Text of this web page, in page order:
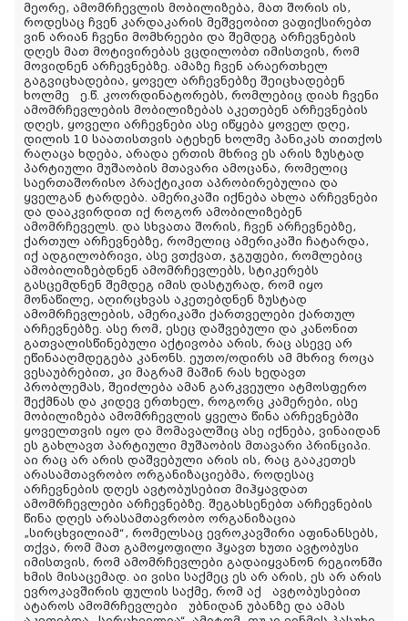
მეორე, ამომრჩევლის მობილიზება, მათ შორის ის,
როდესაც ჩვენ კარდაკარის მეშვეობით ვაფიქსირებთ
ვინ არიან ჩვენი მომხრეები და შემდეგ არჩევნების
დღეს მათ მოტივირებას ვცდილობთ იმისთვის, რომ
მოვიდნენ არჩევნებზე. ამაზე ჩვენ არაერთხელ
გაგვიცხადებია, ყოველ არჩევნებზე შეიცხადებენ
ხოლმე ე.წ. კოორდინატორებს, რომლებიც დიახ ჩვენი
ამომრჩევლების მობილიზებას აკეთებენ არჩევნების
დღეს, ყოველი არჩევნები ასე იწყება ყოველ დღე,
დილის 10 საათისთვის ატეხენ ხოლმე პანიკას თითქოს
რაღაცა ხდება, არადა ერთის მხრივ ეს არის ზუსტად
პარტიული მუშაობის მთავარი ამოცანა, რომელიც
საერთაშორისო პრაქტიკით აპრობირებულია და
ყველგან ტარდება. ამერიკაში იქნება ახლა არჩევნები
და დააკვირდით იქ როგორ ამობილიზებენ
ამომრჩეველს. და სხვათა შორის, ჩვენ არჩევნებზე,
ქართულ არჩევნებზე, რომელიც ამერიკაში ჩატარდა,
იქ ადგილობრივი, ასე ვთქვათ, ჯგუფები, რომლებიც
ამობილიზებდნენ ამომრჩევლებს, სტიკერებს
გასცემდნენ შემდეგ იმის დასტურად, რომ იყო
მონაწილე, აღირცხვას აკეთებდნენ ზუსტად
ამომრჩევლების, ამერიკაში ქართველები ქართულ
არჩევნებზე. ასე რომ, ესეც დაშვებული და კანონით
გათვალისწინებული აქტივობა არის, რაც ასევე არ
ეწინააღმდეგება კანონს. ეუთო/ოდირს ამ მხრივ როცა
ვესაუბრებით, კი მაგრამ მაშინ რას ხედავთ
პრობლემას, შეიძლება ამან გარკვეული ატმოსფერო
შექმნას და კიდევ ერთხელ, როგორც კამერები, ისე
მობილიზება ამომრჩევლის ყველა წინა არჩევნებში
ყოველთვის იყო და მომავალშიც ასე იქნება, ვინაიდან
ეს გახლავთ პარტიული მუშაობის მთავარი პრინციპი.
აი რაც არ არის დაშვებული არის ის, რაც გააკეთეს
არასამთავრობო ორგანიზაციებმა, როდესაც
არჩევნების დღეს ავტობუსებით მიჰყავდათ
ამომრჩევლები არჩევნებზე. შეგახსენებთ არჩევნების
წინა დღეს არასამთავრობო ორგანიზაცია
„სირცხვილიამ“, რომელსაც ევროკავშირი აფინანსებს,
თქვა, რომ მათ გამოყოფილი ჰყავთ ხუთი ავტობუსი
იმისთვის, რომ ამომრჩევლები გადაიყვანონ რეგიონში
ხმის მისაცემად. აი ვისი საქმეც ეს არ არის, ეს არ არის
ევროკავშირის ფულის საქმე, რომ აქ ავტობუსებით
ატაროს ამომრჩევლები უბნიდან უბანზე და ამას